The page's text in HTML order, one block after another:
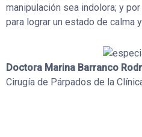
manipulación sea indolora; y
para lograr un estado de calma
Doctora Marina Barranco
Cirugía de Párpados de la